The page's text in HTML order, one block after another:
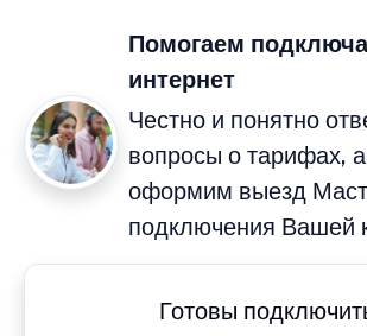
Помогаем
интернет
Честно и понятно
вопросы о тарифах,
оформим выезд
подключения Вашей
Готовы